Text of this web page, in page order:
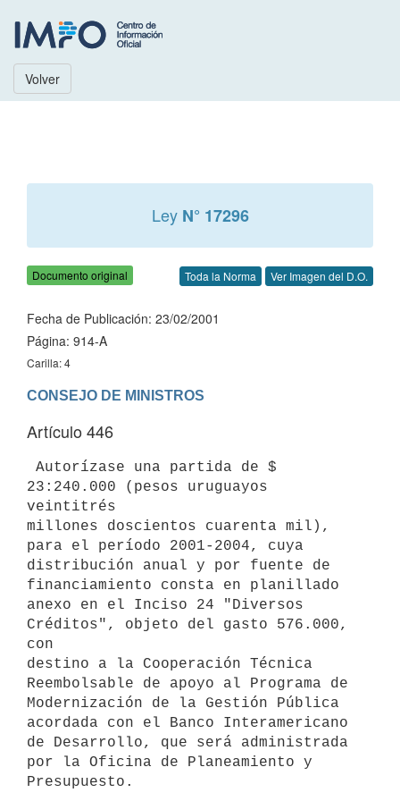
Volver
Ley N° 17296
Documento original Toda la Norma Ver Imagen del D.O.
Fecha de Publicación: 23/02/2001
Página: 914-A
Carilla: 4
CONSEJO DE MINISTROS
Artículo 446
23:240.000 (pesos uruguayos
veintitrés
millones doscientos cuarenta mil),
para el período 2001-2004, cuya
distribución anual y por fuente de
financiamiento consta en planillado
anexo en el Inciso 24 "Diversos
Créditos", objeto del gasto 576.000,
con
destino a la Cooperación Técnica
Reembolsable de apoyo al Programa de
Modernización de la Gestión Pública
acordada con el Banco Interamericano
de Desarrollo, que será administrada
por la Oficina de Planeamiento y